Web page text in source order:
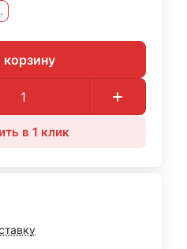
корзину
в 1 клик